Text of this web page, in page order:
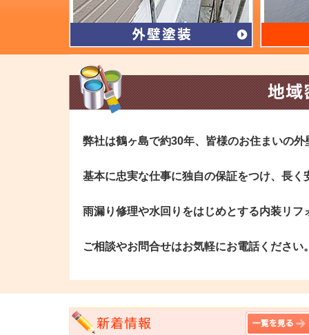
弊社は鶴ヶ島で約30年、皆様のお住まいの
基本に忠実な仕事に独自の保証をつけ、長
雨漏り修理や水回りをはじめとする内装リフ
ご相談やお問合せはお気軽にお電話ください